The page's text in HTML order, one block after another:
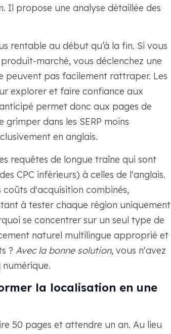
Il propose une analyse détaillée des
rentable au début qu’à la fin. Si vous
marché, vous déclenchez une
peuvent pas facilement rattraper. Les
explorer et faire confiance aux
permet donc aux pages de
dans les SERP moins
en anglais.
requêtes de longue traîne qui sont
CPC inférieurs) à celles de l'anglais.
d'acquisition combinés,
à tester chaque région uniquement
se concentrer sur un seul type de
naturel multilingue approprié et
? Avec la bonne solution, vous n'avez
la localisation en une
50 pages et attendre un an. Au lieu